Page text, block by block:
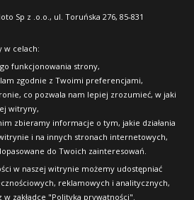
Sp z .o.o., ul. Toruńska 276, 85-831
w celach:
funkcjonowania strony,
zgodnie z Twoimi preferencjami,
co pozwala nam lepiej zrozumieć, w jaki
witryny,
zbieramy informacje o tym, jakie działania
i na innych stronach internetowych,
do Twoich zainteresowań.
w naszej witrynie możemy udostępniać
reklamowych i analitycznych,
w zakładce "Polityka prywatności".